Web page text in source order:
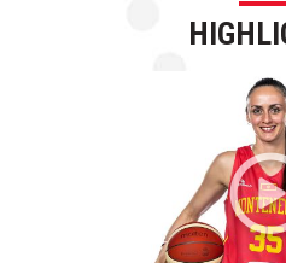
Llegada la temporada 2009/
España con el Olesa
2.2 rebotes en 12 minutos por
Italia fue el destino elegido
temporada 2010/11 y en
promedió 4.1 puntos, 1.7
minutos por partido